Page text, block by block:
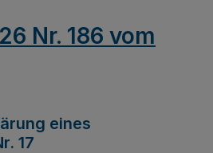
Nr. 186 vom
eines
17